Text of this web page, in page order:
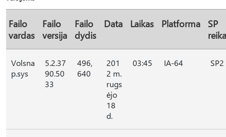
Failo
vardas
Failo
versija
Failo
dydis
Data Laikas Platforma
SP
Volsna
p.sys
5.2.37
90.50
33
496,
640
201
2 m.
rugs
ėjo
18
d.
03:45 IA-64 SP2